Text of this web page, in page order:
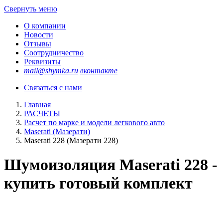
Свернуть меню
О компании
Новости
Отзывы
Соотрудничество
Реквизиты
mail@shymka.ru вконтакте
Связаться с нами
Главная
РАСЧЕТЫ
Расчет по марке и модели легкового авто
Maserati (Мазерати)
Maserati 228 (Мазерати 228)
Шумоизоляция Maserati 228 -
купить готовый комплект